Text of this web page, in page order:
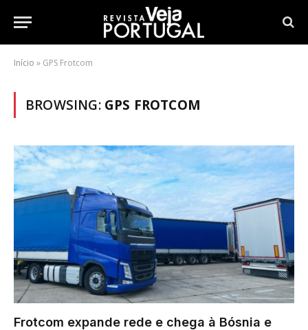
Início » GPS Frotcom
BROWSING: GPS FROTCOM
Frotcom expande rede e chega à Bósnia e